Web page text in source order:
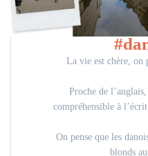
La vie est chère, on
Proche de
compréhensible à
On pense que les
blonds